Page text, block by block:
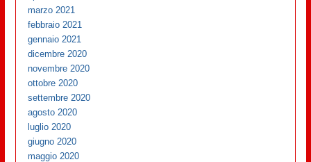
marzo 2021
febbraio 2021
gennaio 2021
dicembre 2020
novembre 2020
ottobre 2020
settembre 2020
agosto 2020
luglio 2020
giugno 2020
maggio 2020